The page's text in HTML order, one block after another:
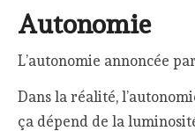
Autonomie
L’autonomie annoncée
Dans la réalité,
ça dépend de la